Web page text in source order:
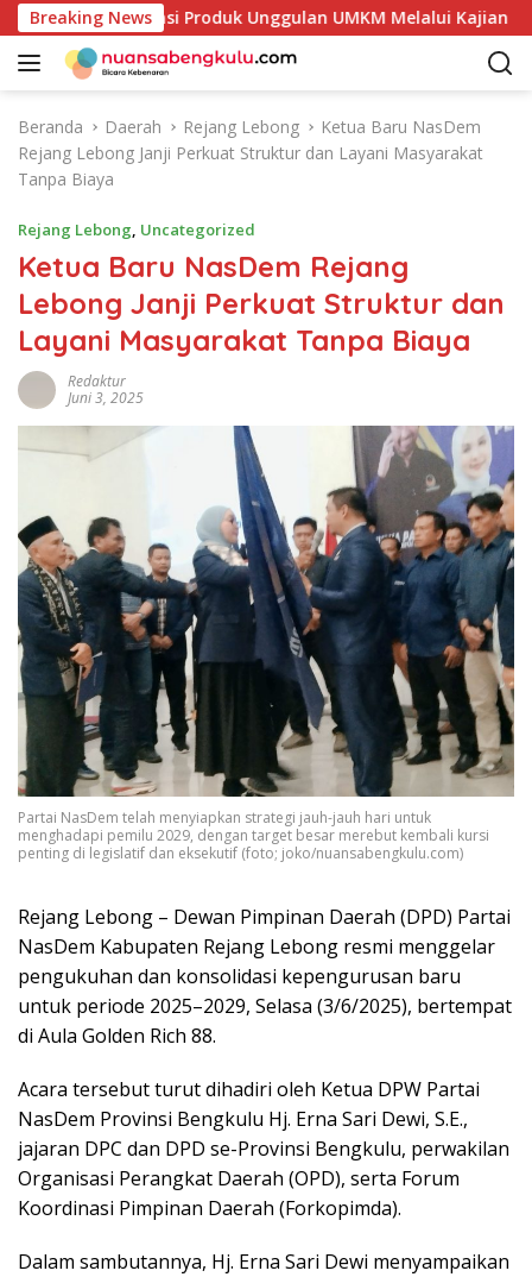
a
Breaking News
Potensi Produk Unggulan UMKM Melalui Kajian Bank
Beranda Daerah Rejang Lebong
Ketua Baru NasDem
Rejang Lebong Janji Perkuat Struktur dan Layani Masyarakat
Tanpa Biaya
Rejang Lebong, Uncategorized
Ketua Baru NasDem Rejang
Lebong Janji Perkuat Struktur dan
Layani Masyarakat Tanpa Biaya
Redaktur
Juni 3, 2025
Partai NasDem telah menyiapkan strategi jauh-jauh hari untuk
menghadapi pemilu 2029, dengan target besar merebut kembali kursi
penting di legislatif dan eksekutif (foto; joko/nuansabengkulu.com)
Rejang Lebong – Dewan Pimpinan Daerah (DPD) Partai
NasDem Kabupaten Rejang Lebong resmi menggelar
pengukuhan dan konsolidasi kepengurusan baru
untuk periode 2025–2029, Selasa (3/6/2025), bertempat
di Aula Golden Rich 88.
Acara tersebut turut dihadiri oleh Ketua DPW Partai
NasDem Provinsi Bengkulu Hj. Erna Sari Dewi, S.E.,
jajaran DPC dan DPD se-Provinsi Bengkulu, perwakilan
Organisasi Perangkat Daerah (OPD), serta Forum
Koordinasi Pimpinan Daerah (Forkopimda).
Dalam sambutannya, Hj. Erna Sari Dewi menyampaikan